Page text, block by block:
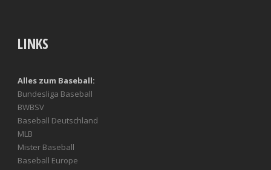
LINKS
Alles zum Baseball:
Bundesliga Baseball
BWBSV
Baseball Deutschland
MLB
Mister Baseball
Baseball Europe